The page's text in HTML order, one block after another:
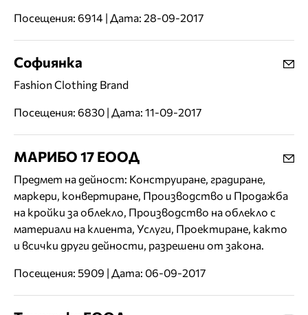
Посещения: 6914 | Дата: 28-09-2017
Софиянка
Fashion Clothing Brand
Посещения: 6830 | Дата: 11-09-2017
МАРИБО 17 ЕООД
Предмет на дейност: Конструиране, градиране,
маркери, конвертиране, Производство и Продажба
на кройки за облекло, Производство на облекло с
материали на клиента, Услуги, Проектиране, както
и всички други дейности, разрешени от закона.
Посещения: 5909 | Дата: 06-09-2017